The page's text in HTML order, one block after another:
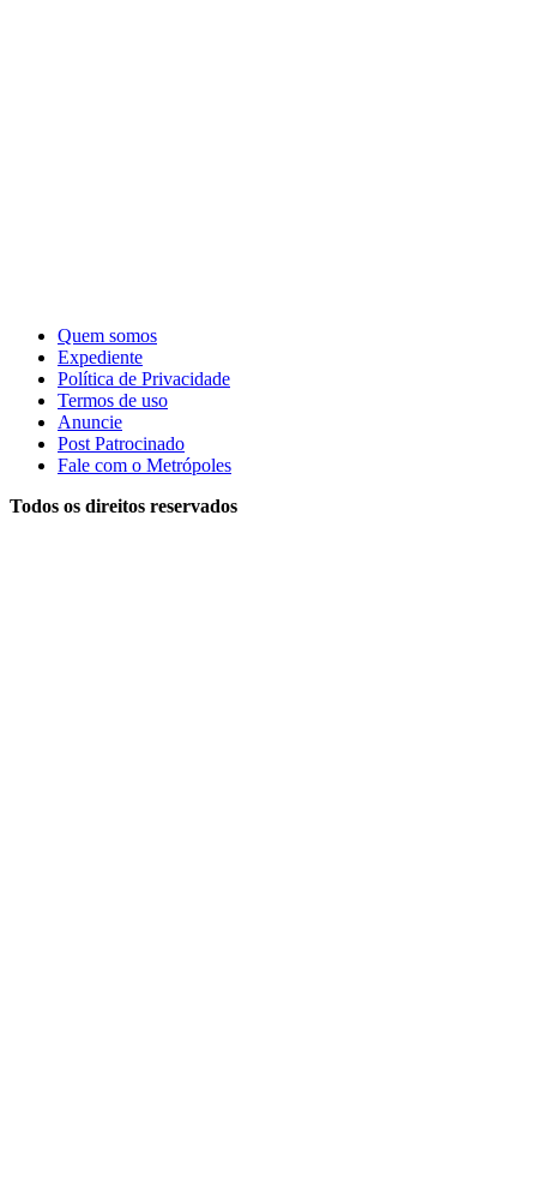
Quem somos
Expediente
Política de Privacidade
Termos de uso
Anuncie
Post Patrocinado
Fale com o Metrópoles
Todos os direitos reservados